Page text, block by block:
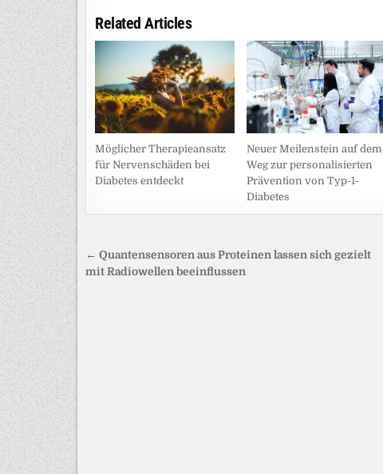
Related Articles
Möglicher Therapieansatz
für Nervenschäden bei
Diabetes entdeckt
Neuer Meilenstein auf dem
Weg zur personalisierten
Prävention von Typ-1-
Diabetes
Beitragsnavigation
← Quantensensoren aus Proteinen lassen sich gezielt
mit Radiowellen beeinflussen